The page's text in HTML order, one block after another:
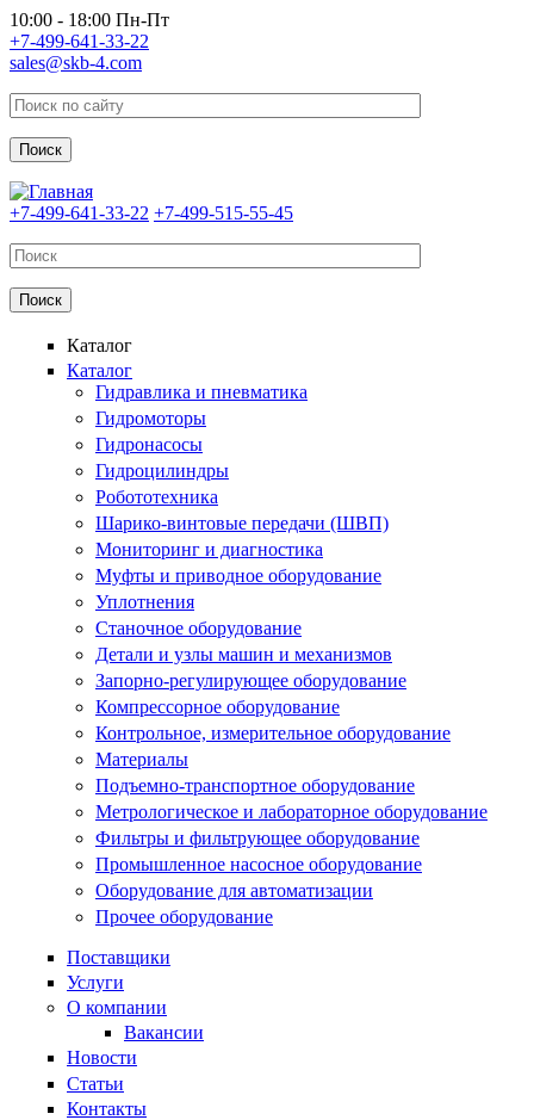
Перейти к основному содержанию
10:00 - 18:00 Пн-Пт
+7-499-641-33-22
sales@skb-4.com
+7-499-641-33-22 +7-499-515-55-45
Каталог
Каталог
Гидравлика и пневматика
Гидромоторы
Гидронасосы
Гидроцилиндры
Робототехника
Шарико-винтовые передачи (ШВП)
Мониторинг и диагностика
Муфты и приводное оборудование
Уплотнения
Станочное оборудование
Детали и узлы машин и механизмов
Запорно-регулирующее оборудование
Компрессорное оборудование
Контрольное, измерительное оборудование
Материалы
Подъемно-транспортное оборудование
Метрологическое и лабораторное оборудование
Фильтры и фильтрующее оборудование
Промышленное насосное оборудование
Оборудование для автоматизации
Прочее оборудование
Поставщики
Услуги
О компании
Вакансии
Новости
Статьи
Контакты